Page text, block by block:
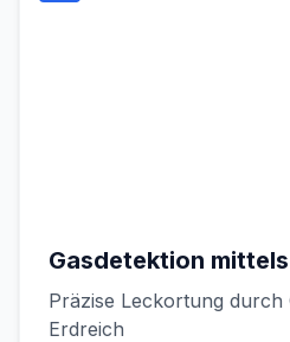
Gasdetektion
Präzise Leckortung durch
Erdreich